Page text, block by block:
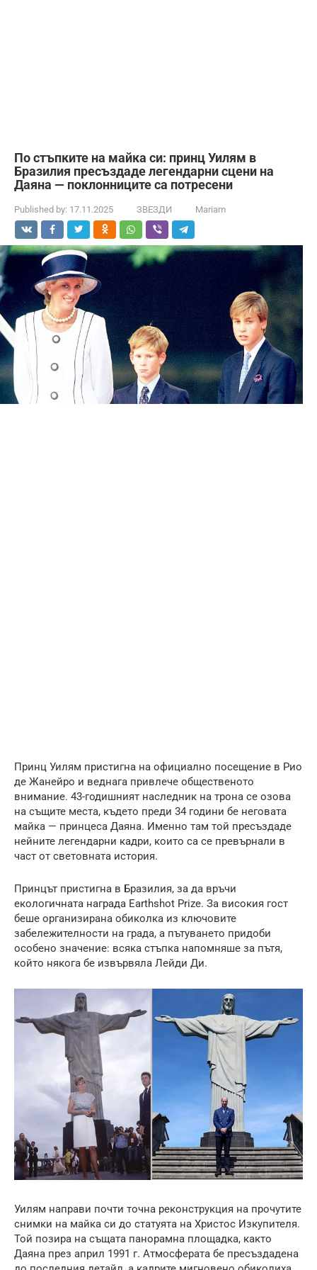
По стъпките на майка си: принц Уилям в
Бразилия пресъздаде легендарни сцени на
Даяна — поклонниците са потресени
Published by: 17.11.2025 ЗВЕЗДИ Mariam
Принц Уилям пристигна на официално посещение в Рио
де Жанейро и веднага привлече общественото
внимание. 43-годишният наследник на трона се озова
на същите места, където преди 34 години бе неговата
майка — принцеса Даяна. Именно там той пресъздаде
нейните легендарни кадри, които са се превърнали в
част от световната история.
Принцът пристигна в Бразилия, за да връчи
екологичната награда Earthshot Prize. За високия гост
беше организирана обиколка из ключовите
забележителности на града, а пътуването придоби
особено значение: всяка стъпка напомняше за пътя,
който някога бе извървяла Лейди Ди.
Уилям направи почти точна реконструкция на прочутите
снимки на майка си до статуята на Христос Изкупителя.
Той позира на същата панорамна площадка, както
Даяна през април 1991 г. Атмосферата бе пресъздадена